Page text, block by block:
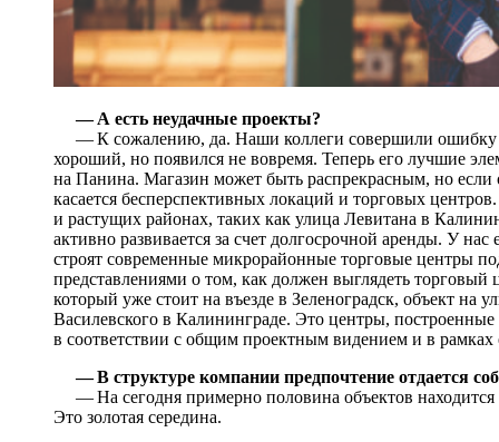
— А есть неудачные проекты?
— К сожалению, да. Наши коллеги совершили
хороший, но появился не вовремя. Теперь его лучшие
на Панина. Магазин может быть распрекрасным, но если
касается бесперспективных локаций и торговых
и растущих районах, таких как улица Левитана в
активно развивается за счет долгосрочной аренды. У
строят современные микрорайонные торговые центры
представлениями о том, как должен выглядеть торговый
который уже стоит на въезде в Зеленоградск, объект на
Василевского в Калининграде. Это центры,
в соответствии с общим проектным видением и в
— В структуре компании предпочтение отдается
— На сегодня примерно половина объектов
Это золотая середина.